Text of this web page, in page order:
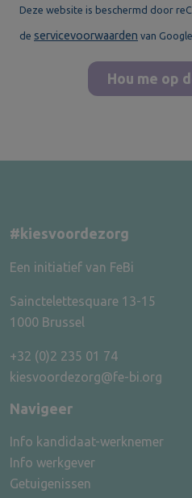
Deze website is beschermd door
de servicevoorwaarden van
Hou me op
#kiesvoordezorg
Een initiatief van FeBi
Sainctelettesquare 13-15
1000 Brussel
+32 (0)2 235 01 74
kiesvoordezorg@fe-bi.org
Navigeer
Info kandidaat-werknemer
Info werkgever
Getuigenissen